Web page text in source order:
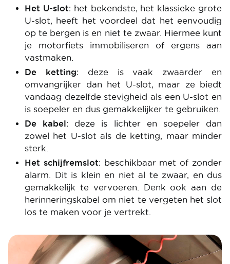
Het U-slot: het bekendste, het klassieke grote
U-slot, heeft het voordeel dat het eenvoudig
op te bergen is en niet te zwaar. Hiermee kunt
je motorfiets immobiliseren of ergens aan
vastmaken.
De ketting: deze is vaak zwaarder en
omvangrijker dan het U-slot, maar ze biedt
vandaag dezelfde stevigheid als een U-slot en
is soepeler en dus gemakkelijker te gebruiken.
De kabel: deze is lichter en soepeler dan
zowel het U-slot als de ketting, maar minder
sterk.
Het schijfremslot: beschikbaar met of zonder
alarm. Dit is klein en niet al te zwaar, en dus
gemakkelijk te vervoeren. Denk ook aan de
herinneringskabel om niet te vergeten het slot
los te maken voor je vertrekt.
Image